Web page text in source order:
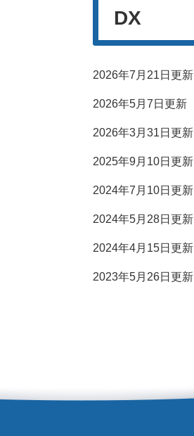
DX
2026年7月21日更新
2026年5月7日更新
2026年3月31日更新
2025年9月10日更新
2024年7月10日更新
2024年5月28日更新
2024年4月15日更新
2023年5月26日更新